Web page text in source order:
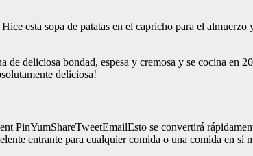
esta sopa de patatas en el capricho para el almuerzo
deliciosa bondad, espesa y cremosa y se cocina en
deliciosa!
PinYumShareTweetEmailEsto se convertirá
entrante para cualquier comida o una comida en